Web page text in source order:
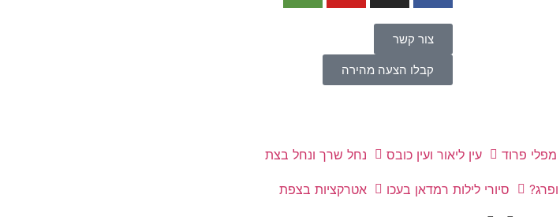
צור קשר
קבלו הצעה מהירה
מפלי פרוד עין ליאור ועין כובס נחל שרך ונחל בצת
סיורי לילות רמדאן בעכו אטרקציות בצפת